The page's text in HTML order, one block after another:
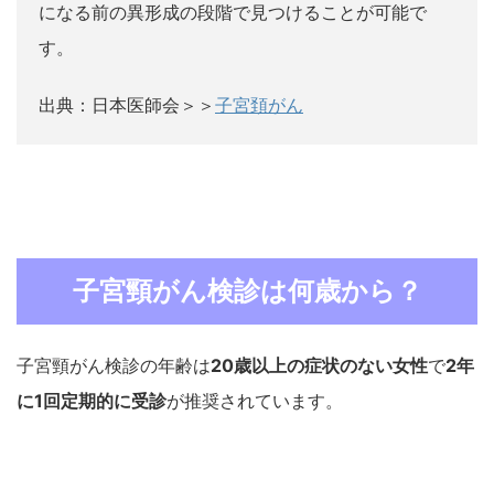
になる前の異形成の段階で見つけることが可能で
す。
出典：日本医師会＞＞ 子宮頚がん
子宮頸がん検診は何歳から？
子宮頸がん検診の年齢は20歳以上の症状のない女性で2年
に1回定期的に受診が推奨されています。